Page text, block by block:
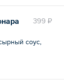
399 ₽
соус,